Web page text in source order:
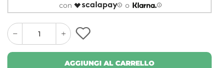
con
o
quantity
button
quantity
minus
button
AGGIUNGI AL CARRELLO